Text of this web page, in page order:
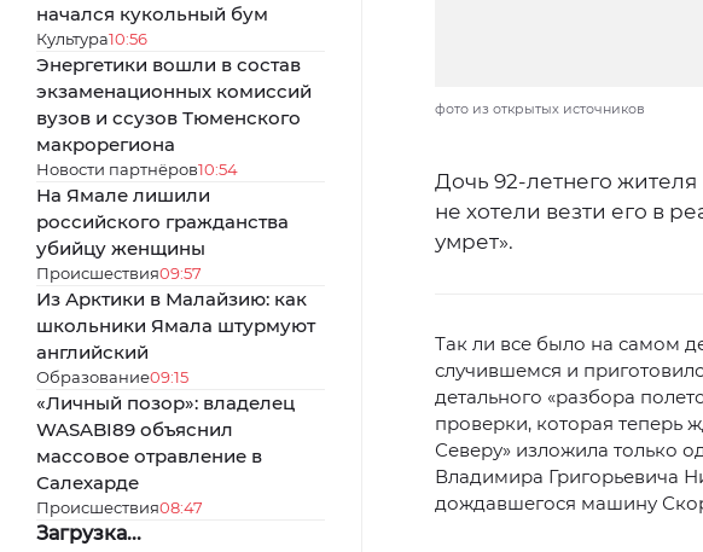
начался кукольный бум
Культура10:56
Энергетики вошли в состав
экзаменационных комиссий
вузов и ссузов Тюменского
макрорегиона
Новости партнёров10:54
На Ямале лишили
российского гражданства
убийцу женщины
Происшествия09:57
Из Арктики в Малайзию: как
школьники Ямала штурмуют
английский
Образование09:15
«Личный позор»: владелец
WASABI89 объяснил
массовое отравление в
Салехарде
Происшествия08:47
Загрузка...
фото из открытых источников
Дочь 92-летнего
не хотели везти его в
умрет».
Так ли все было на самом
случившемся и
детального «разбора
проверки, которая теперь
Северу» изложила только
Владимира Григорьевича
дождавшегося машину